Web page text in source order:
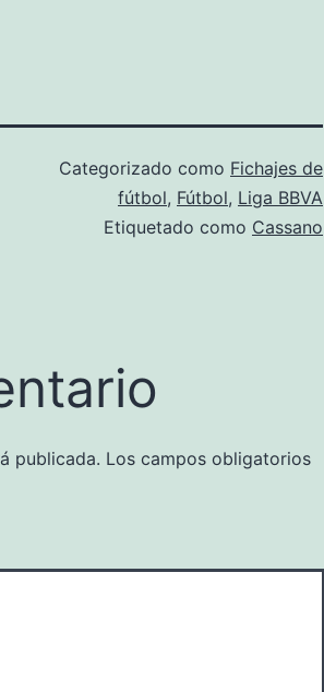
Categorizado como Fichajes de
fútbol, Fútbol, Liga BBVA
Etiquetado como Cassano
publicada. Los campos obligatorios